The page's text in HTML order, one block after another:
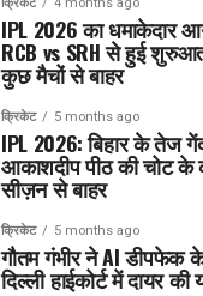
IPL 2026 का धमाकेदार
RCB vs SRH से हुई
कुछ मैचों से बाहर
क्रिकेट 5 months ago
IPL 2026: बिहार के तेज
आकाशदीप पीठ की चोट के
सीज़न से बाहर
क्रिकेट 5 months ago
गौतम गंभीर ने AI डीपफेक
दिल्ली हाईकोर्ट में दायर की